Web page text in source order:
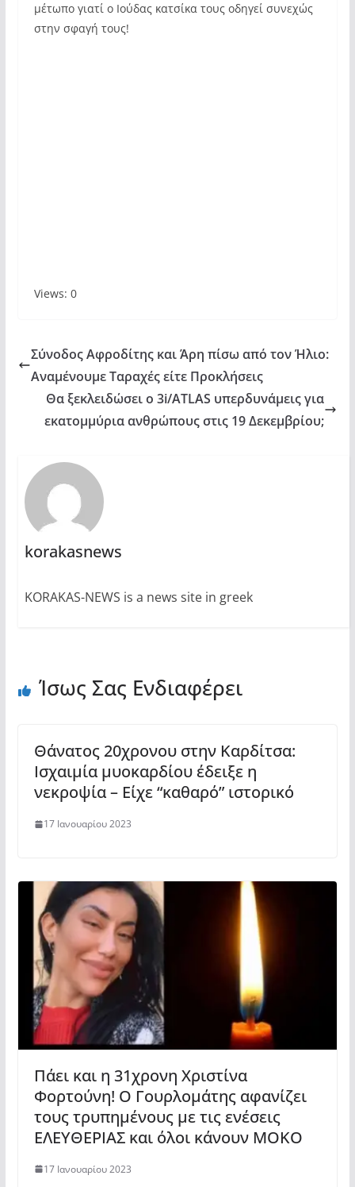
μέτωπο γιατί ο Ιούδας κατσίκα τους οδηγεί συνεχώς
στην σφαγή τους!
Views: 0
Σύνοδος Αφροδίτης και Άρη πίσω από τον Ήλιο:
Αναμένουμε Ταραχές είτε Προκλήσεις
Θα ξεκλειδώσει ο 3i/ATLAS υπερδυνάμεις για
εκατομμύρια ανθρώπους στις 19 Δεκεμβρίου;
korakasnews
KORAKAS-NEWS is a news site in greek
Ίσως Σας Ενδιαφέρει
Θάνατος 20χρονου στην Καρδίτσα:
Ισχαιμία μυοκαρδίου έδειξε η
νεκροψία – Είχε “καθαρό” ιστορικό
17 Ιανουαρίου 2023
Πάει και η 31χρονη Χριστίνα
Φορτούνη! Ο Γουρλομάτης αφανίζει
τους τρυπημένους με τις ενέσεις
ΕΛΕΥΘΕΡΙΑΣ και όλοι κάνουν ΜΟΚΟ
17 Ιανουαρίου 2023